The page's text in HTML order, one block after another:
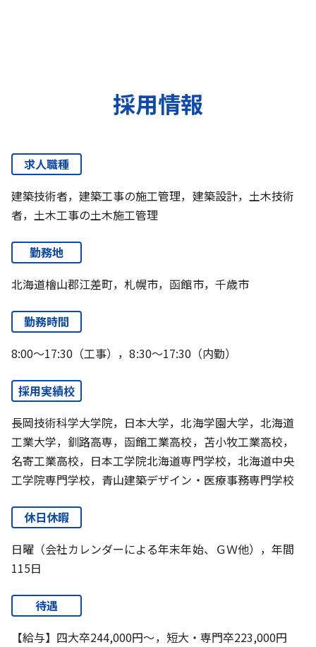
採用情報
求人職種
建築技術者，建築工事の施工管理，建築設計，土木技術
者，土木工事の土木施工管理
勤務地
北海道檜山郡江差町，札幌市，函館市，千歳市
勤務時間
8:00～17:30（工事），8:30～17:30（内勤）
採用実績校
長岡技術科学大学院，日本大学，北海学園大学，北海道
工業大学，釧路高専，函館工業高校，苫小牧工業高校，
名寄工業高校，日本工学院北海道専門学校，北海道中央
工学院専門学校，青山建築デザイン・医療事務専門学校
休日休暇
日曜（会社カレンダーによる年末年始、ＧＷ他），年間
115日
待遇
【給与】四大卒244,000円～，短大・専門卒223,000円